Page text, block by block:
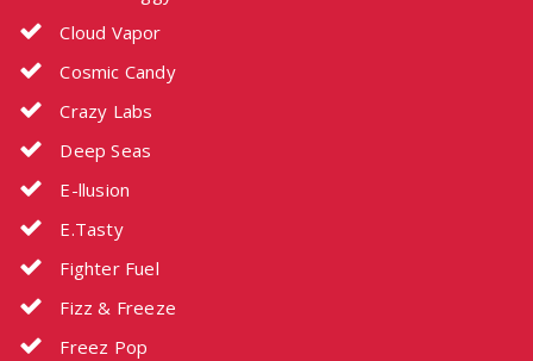
Cloud Vapor
Cosmic Candy
Crazy Labs
Deep Seas
E-llusion
E.Tasty
Fighter Fuel
Fizz & Freeze
Freez Pop